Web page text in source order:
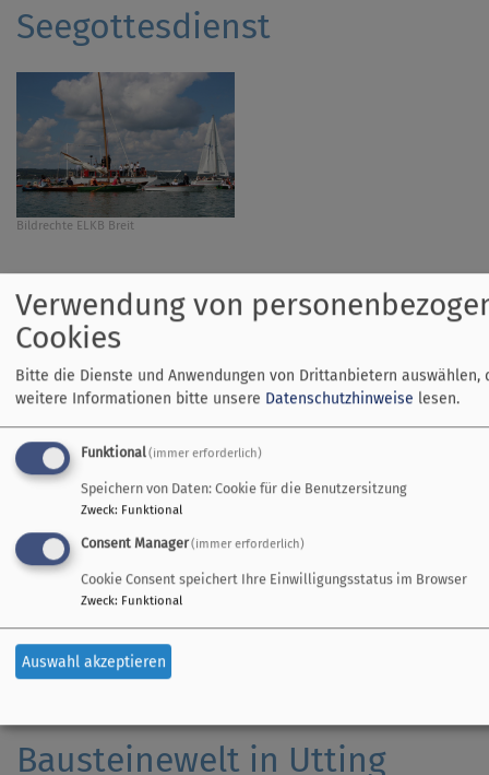
Seegottesdienst
Bildrechte ELKB Breit
Gottesdienst in der Zeltkirche
Bildrechte D. Wnendt
Am Dienstag, den 20.08.19,
Zeltkirche zum
allen Interessierten eine
Stockbrot für die Kinder.
Bausteinewelt in Utting
Verwendung von
Cookies
Bitte die Dienste und Anwendungen von Drittanbietern
weitere Informationen bitte unsere Datenschutzhinweise lesen.
Funktional(immer erforderlich)
Speichern von Daten: Cookie für die Benutzersitzung
Zweck: Funktional
Consent Manager(immer erforderlich)
Cookie Consent speichert Ihre Einwilligungsstatus im Browser
Zweck: Funktional
Auswahl akzeptieren